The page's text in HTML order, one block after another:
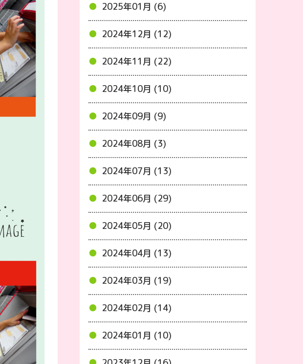
2025年01月 (6)
2024年12月 (12)
2024年11月 (22)
2024年10月 (10)
2024年09月 (9)
2024年08月 (3)
2024年07月 (13)
2024年06月 (29)
2024年05月 (20)
2024年04月 (13)
2024年03月 (19)
2024年02月 (14)
2024年01月 (10)